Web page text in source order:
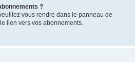
?
vous rendre dans le panneau de
lien vers vos abonnements.